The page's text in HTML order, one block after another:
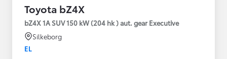
Toyota bZ4X
bZ4X 1A SUV 150 kW (204 hk ) aut. gear Executive
Silkeborg
EL